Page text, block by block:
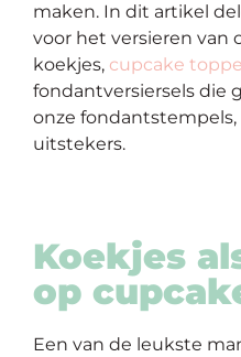
Outlet
maken. In dit artikel
voor het versieren van
koekjes, cupcake
fondantversiersels die
onze
uitstekers.
Koekjes
op
Een van de leukste